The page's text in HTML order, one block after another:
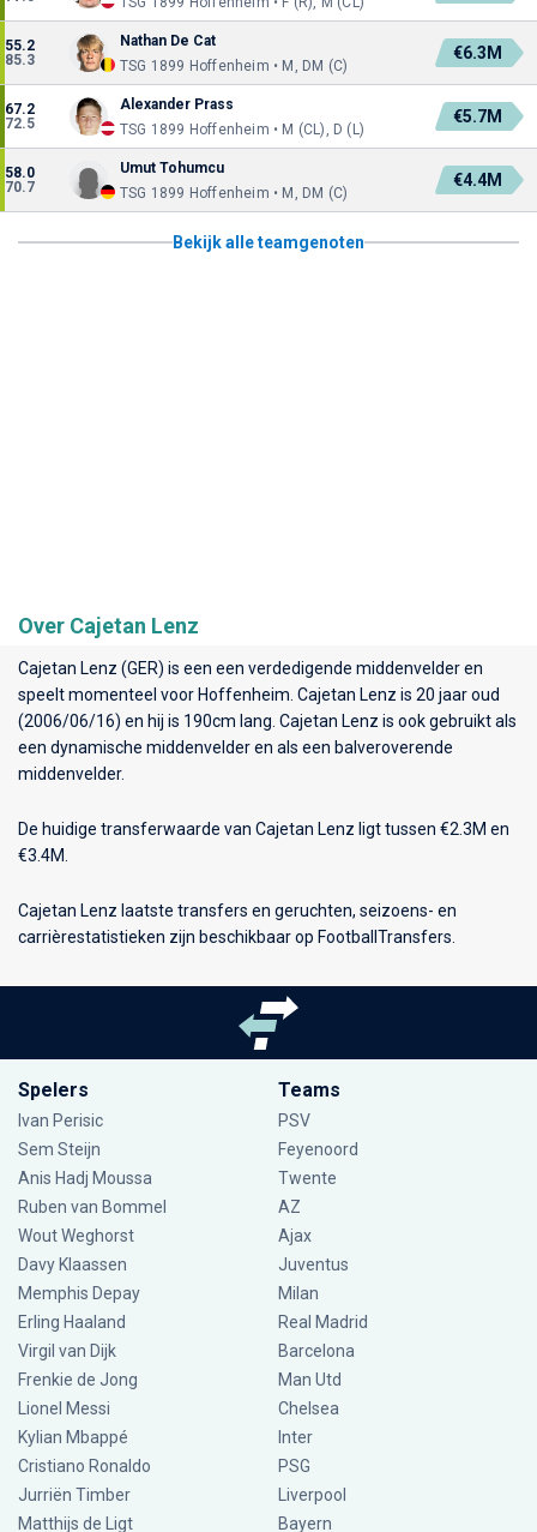
55.2
85.3
Nathan De Cat
TSG 1899 Hoffenheim • M, DM (C)
€6.3M
67.2
72.5
Alexander Prass
TSG 1899 Hoffenheim • M (CL), D (L)
€5.7M
58.0
70.7
Umut Tohumcu
TSG 1899 Hoffenheim • M, DM (C)
€4.4M
Bekijk alle teamgenoten
Over Cajetan Lenz
Cajetan Lenz (GER) is een een verdedigende middenvelder en
speelt momenteel voor Hoffenheim . Cajetan Lenz is 20 jaar oud
(2006/06/16) en hij is 190cm lang. Cajetan Lenz is ook gebruikt als
een dynamische middenvelder en als een balveroverende
middenvelder.
De huidige transferwaarde van Cajetan Lenz ligt tussen €2.3M en
€3.4M.
Cajetan Lenz laatste transfers en geruchten, seizoens- en
carrièrestatistieken zijn beschikbaar op FootballTransfers.
Spelers
Ivan Perisic
Sem Steijn
Anis Hadj Moussa
Ruben van Bommel
Wout Weghorst
Davy Klaassen
Memphis Depay
Erling Haaland
Virgil van Dijk
Frenkie de Jong
Lionel Messi
Kylian Mbappé
Cristiano Ronaldo
Jurriën Timber
Matthijs de Ligt
Teams
PSV
Feyenoord
Twente
AZ
Ajax
Juventus
Milan
Real Madrid
Barcelona
Man Utd
Chelsea
Inter
PSG
Liverpool
Bayern